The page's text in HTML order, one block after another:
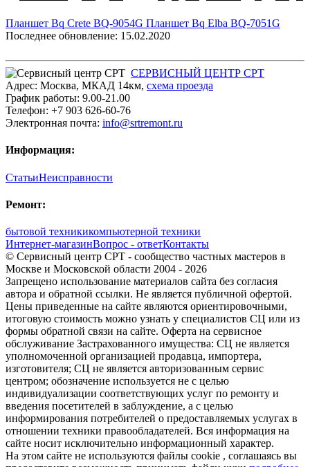
Планшет Bq Crete BQ-9054G Планшет Bq Elba BQ-7051G
Последнее обновление: 15.02.2020
СЕРВИСНЫЙ ЦЕНТР СРТ
Адрес: Москва, МКАД 14км, cхема проезда
График работы: 9.00-21.00
Телефон: +7 903 626-60-76
Электронная почта: info@srtremont.ru
Информация:
СтатьиНеисправности
Ремонт:
бытовой техникикомпьютерной техники
Интернет-магазинВопрос - ответКонтакты
© Сервисный центр СРТ - сообщество частных мастеров в
Москве и Московской области 2004 - 2026
Запрещено использование материалов сайта без согласия
автора и обратной ссылки. Не является публичной офертой.
Цены приведенные на сайте являются ориентировочными,
итоговую стоимость можно узнать у специалистов СЦ или из
формы обратной связи на сайте. Оферта на сервисное
обслуживание Застрахованного имущества: СЦ не является
уполномоченной организацией продавца, импортера,
изготовителя; СЦ не является авторизованным сервис
центром; обозначение используется не с целью
индивидуализации соответствующих услуг по ремонту и
введения посетителей в заблуждение, а с целью
информирования потребителей о предоставляемых услугах в
отношении техники правообладателей. Вся информация на
сайте носит исключительно информационный характер.
На этом сайте не используются файлы cookie , соглашаясь вы